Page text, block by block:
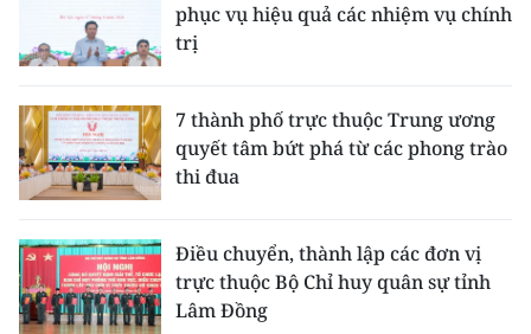
phục vụ hiệu quả các nhiệm vụ chính
trị
7 thành phố trực thuộc Trung ương
quyết tâm bứt phá từ các phong trào
thi đua
Điều chuyển, thành lập các đơn vị
trực thuộc Bộ Chỉ huy quân sự tỉnh
Lâm Đồng